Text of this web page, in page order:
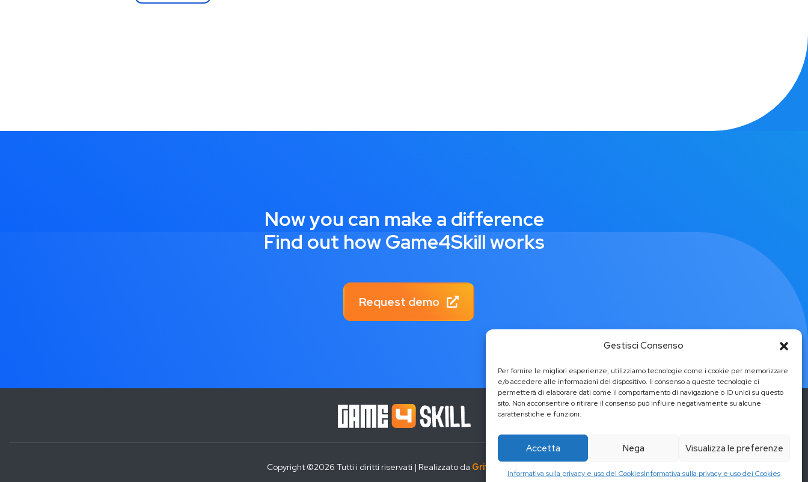
Gestisci Consenso
Per fornire le migliori esperienze, utilizziamo tecnologie come i cookie per memorizzare
e/o accedere alle informazioni del dispositivo. Il consenso a queste tecnologie ci
permetterà di elaborare dati come il comportamento di navigazione o ID unici su questo
sito. Non acconsentire o ritirare il consenso può influire negativamente su alcune
caratteristiche e funzioni.
Accetta Nega Visualizza le preferenze
Informativa sulla privacy e uso dei CookiesInformativa sulla privacy e uso dei Cookies
Now you can make a difference
Find out how Game4Skill works
Request demo
Copyright ©2026 Tutti i diritti riservati | Realizzato da Grifo Multimedia